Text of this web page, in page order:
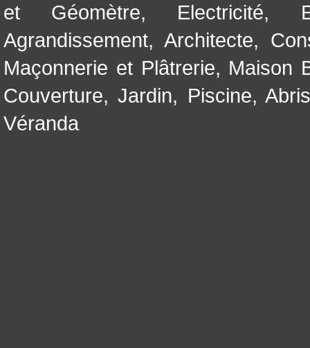
et Géomètre, Electricité,
Agrandissement, Architecte,
Maçonnerie et Plâtrerie, Maison
Couverture,Jardin, Piscine,
Véranda